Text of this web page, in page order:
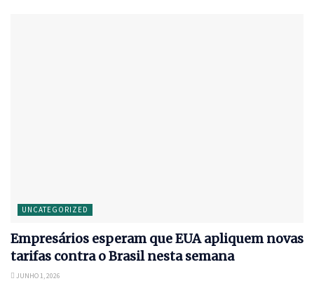
UNCATEGORIZED
Empresários esperam que EUA apliquem novas
tarifas contra o Brasil nesta semana
JUNHO 1, 2026